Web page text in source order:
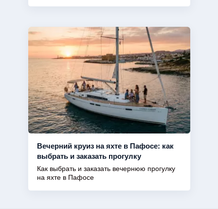
Вечерний круиз на яхте в Пафосе: как
выбрать и заказать прогулку
Как выбрать и заказать вечернюю прогулку
на яхте в Пафосе